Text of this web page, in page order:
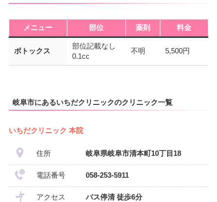
メニュー 部位 薬剤 料金
ボトックス
部位記載なし
0.1cc
不明 5,500円
岐阜市にあるいちだクリニックのクリニック一覧
いちだクリニック 本院
住所 岐阜県岐阜市清本町10丁目18
電話番号 058-253-5911
アクセス バス停清 徒歩6分